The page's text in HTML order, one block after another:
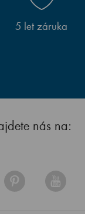
5 let záruka
nás na: